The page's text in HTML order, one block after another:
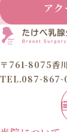
ア
〒761-8075香
TEL.087-867-